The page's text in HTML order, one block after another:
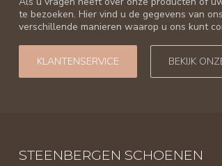
te bezoeken. Hier vind u de gegevens van
verschillende manieren waarop u ons kunt
KLANTENSERVICE BEKIJK
STEENBERGEN SCHOENEN